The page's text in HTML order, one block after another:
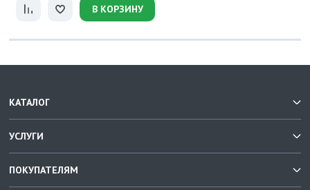
В КОРЗИНУ
КАТАЛОГ
УСЛУГИ
ПОКУПАТЕЛЯМ